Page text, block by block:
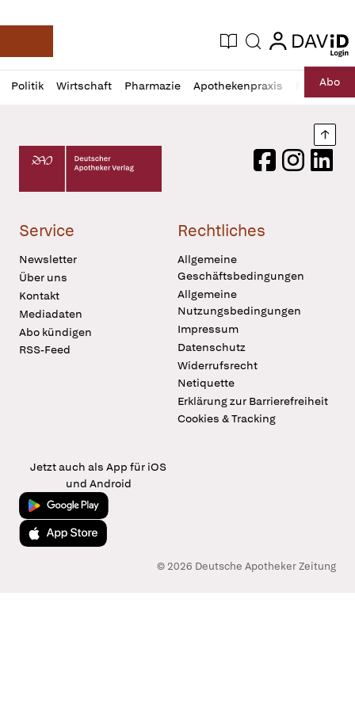
Deutsche Apotheker Zeitung
Aktuelle Ausgabe
Suche login
login
Politik Wirtschaft Pharmazie Apothekenpraxis RechtAbo
Profil
öffnen
Daz
Pur
Deutscher Apotheker Verlag Logo
FacebookInstagram
Service
Newsletter
Über uns
Kontakt
Mediadaten
Abo kündigen
RSS-Feed
Rechtliches
Allgemeine
Geschäftsbedingungen
Allgemeine
Nutzungsbedingungen
Impressum
Datenschutz
Widerrufsrecht
Netiquette
Erklärung zur Barrierefreiheit
Cookies & Tracking
Jetzt auch als App für iOS
und Android
Jetzt bei Google Play
Laden im App Store
© 2026 Deutsche Apotheker Zeitung